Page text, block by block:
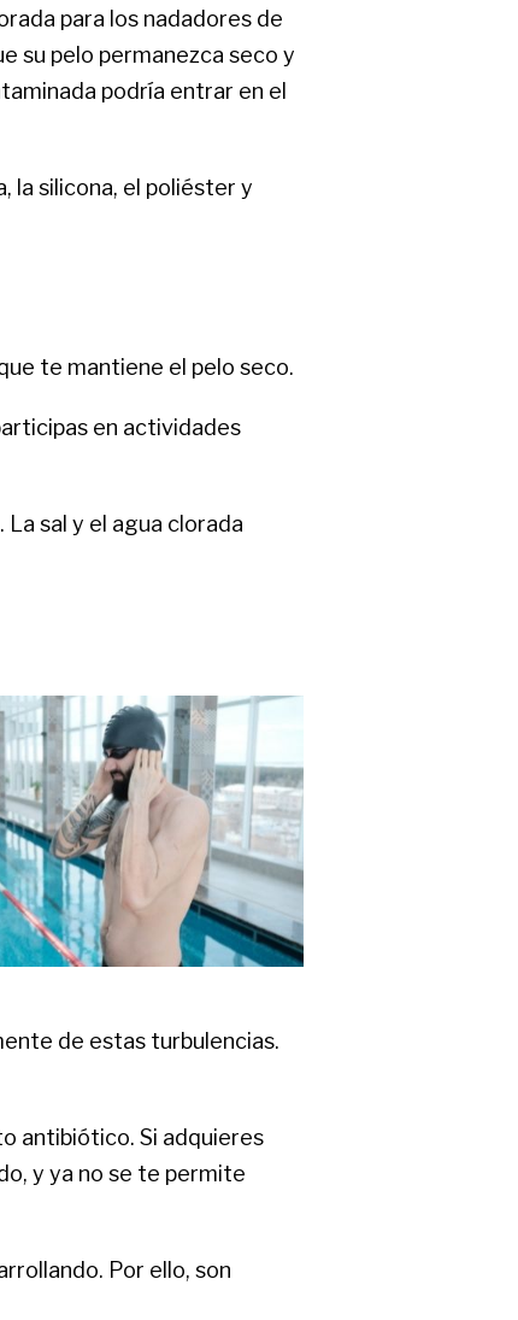
para los nadadores de
su pelo permanezca seco y
podría entrar en el
la silicona, el poliéster y
te mantiene el pelo seco.
en actividades
sal y el agua clorada
de estas turbulencias.
antibiótico. Si adquieres
y ya no se te permite
Por ello, son